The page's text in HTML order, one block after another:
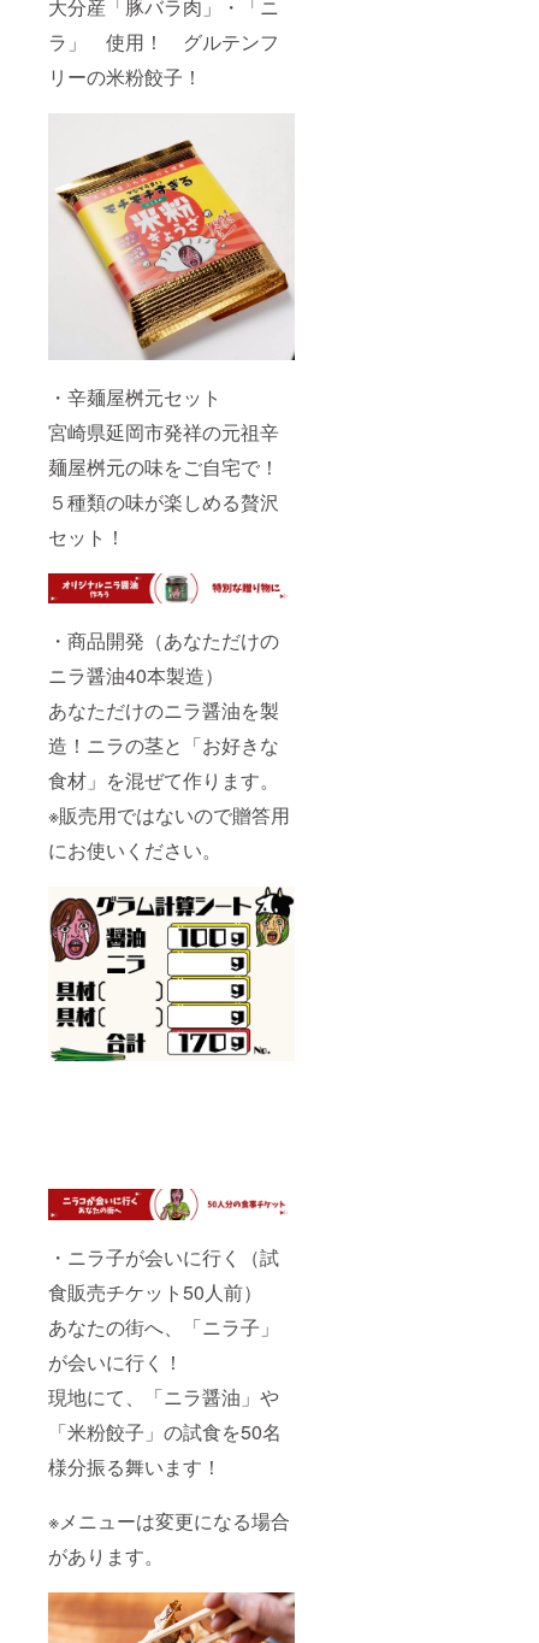
大分産「豚バラ肉」・「ニ
ラ」 使用！ グルテンフ
リーの米粉餃子！
・辛麺屋桝元セット
宮崎県延岡市発祥の元祖辛
麺屋桝元の味をご自宅で！
５種類の味が楽しめる贅沢
セット！
・商品開発（あなただけの
ニラ醤油40本製造）
あなただけのニラ醤油を製
造！ニラの茎と「お好きな
食材」を混ぜて作ります。
※販売用ではないので贈答用
にお使いください。
・ニラ子が会いに行く（試
食販売チケット50人前）
あなたの街へ、「ニラ子」
が会いに行く！
現地にて、「ニラ醤油」や
「米粉餃子」の試食を50名
様分振る舞います！
※メニューは変更になる場合
があります。